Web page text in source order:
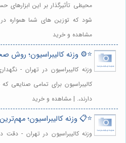
محیطی تأثیرگذار بر این
شود که توزین های شما همواره
مشاهده و خرید
⭐️⚙️ وزنه کالیبراسیون؛ روش
وزنه کالیبراسیون در تهران -
کالیبراسیون برای تمامی صنایعی
دارند،. | مشاهده و خرید
⭐️📋 وزنه کالیبراسیون؛
وزنه کالیبراسیون در تهران - دقت